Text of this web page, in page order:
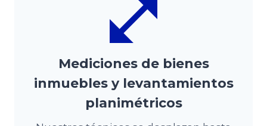
Mediciones de bienes
inmuebles y levantamientos
planimétricos